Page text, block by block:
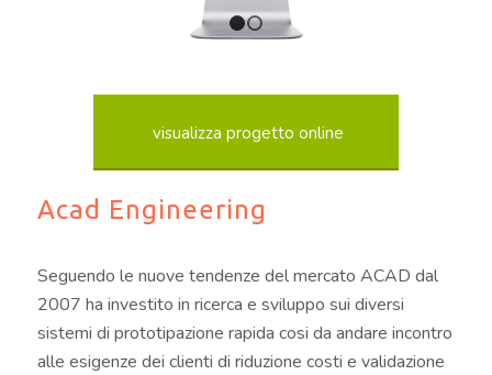
visualizza progetto online
Acad Engineering
Seguendo le nuove tendenze del mercato ACAD dal
2007 ha investito in ricerca e sviluppo sui diversi
sistemi di prototipazione rapida cosi da andare incontro
alle esigenze dei clienti di riduzione costi e validazione